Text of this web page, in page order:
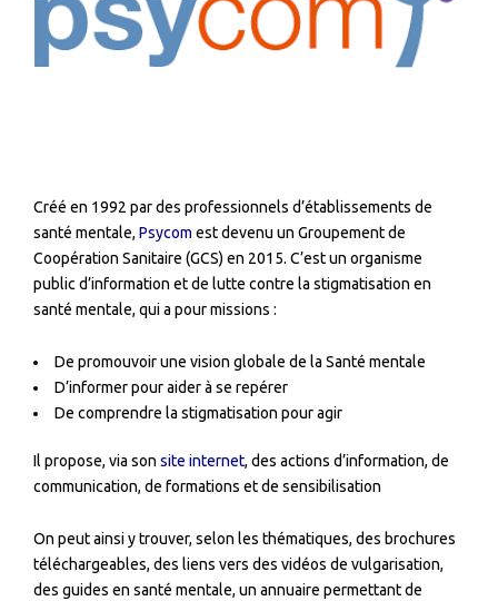
Créé en 1992 par des professionnels d’établissements de
santé mentale, Psycom est devenu un Groupement de
Coopération Sanitaire (GCS) en 2015. C’est un organisme
public d’information et de lutte contre la stigmatisation en
santé mentale, qui a pour missions :
De promouvoir une vision globale de la Santé mentale
D’informer pour aider à se repérer
De comprendre la stigmatisation pour agir
Il propose, via son site internet, des actions d’information, de
communication, de formations et de sensibilisation
On peut ainsi y trouver, selon les thématiques, des brochures
téléchargeables, des liens vers des vidéos de vulgarisation,
des guides en santé mentale, un annuaire permettant de